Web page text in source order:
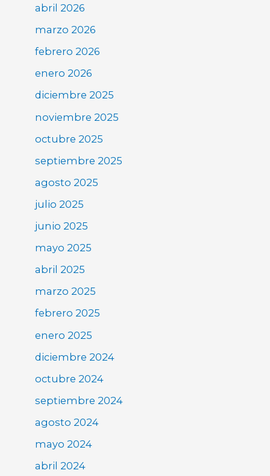
abril 2026
marzo 2026
febrero 2026
enero 2026
diciembre 2025
noviembre 2025
octubre 2025
septiembre 2025
agosto 2025
julio 2025
junio 2025
mayo 2025
abril 2025
marzo 2025
febrero 2025
enero 2025
diciembre 2024
octubre 2024
septiembre 2024
agosto 2024
mayo 2024
abril 2024